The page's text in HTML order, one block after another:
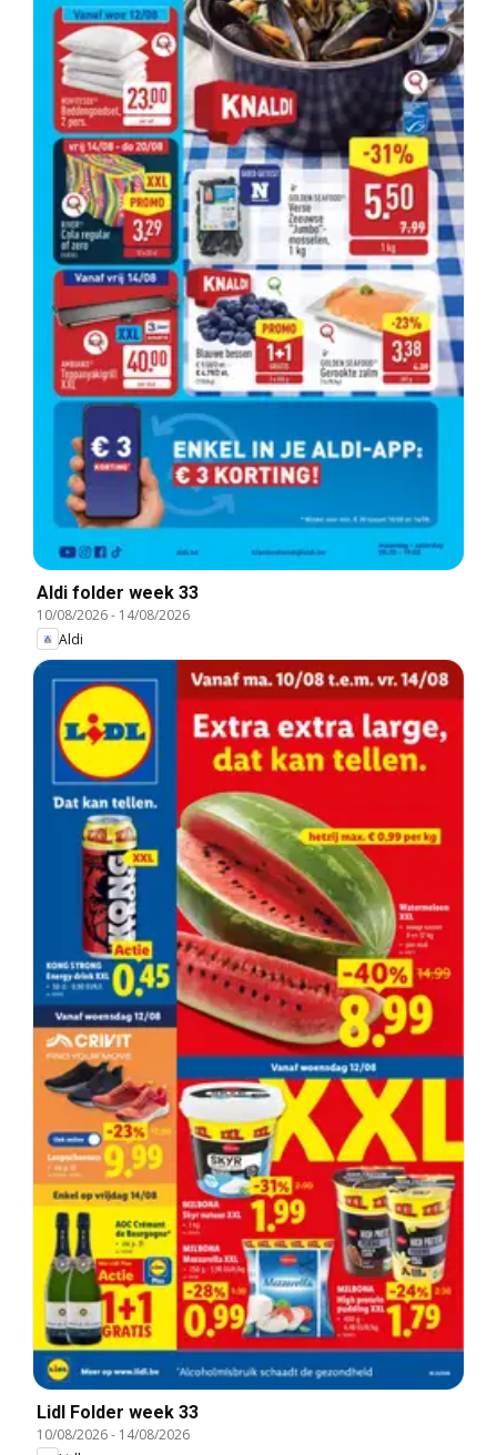
Aldi folder week 33
10/08/2026- 14/08/2026
Aldi
Lidl Folder week 33
10/08/2026- 14/08/2026